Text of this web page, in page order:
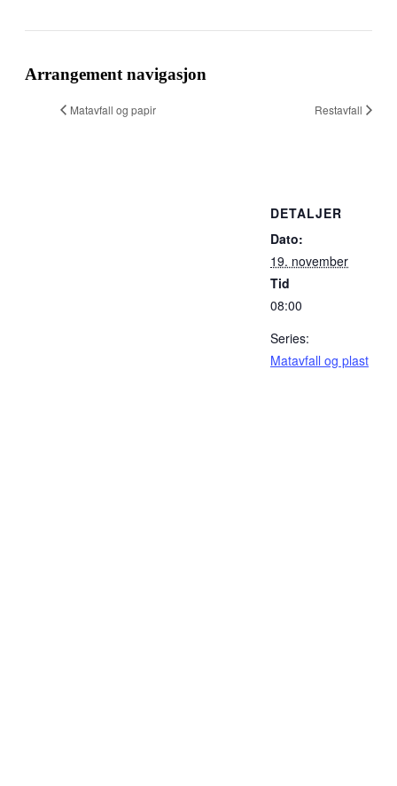
Arrangement navigasjon
Matavfall og papir Restavfall
DETALJER
Dato:
19. november
Tid
08:00
Series:
Matavfall og plast